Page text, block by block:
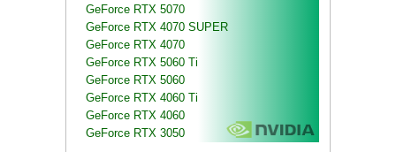
GeForce RTX 5070
GeForce RTX 4070 SUPER
GeForce RTX 4070
GeForce RTX 5060 Ti
GeForce RTX 5060
GeForce RTX 4060 Ti
GeForce RTX 4060
GeForce RTX 3050